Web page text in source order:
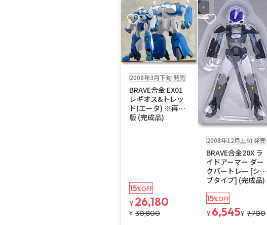
お気に入りに追加
2008年3月下旬 発売
BRAVE合金 EX01
レギオス&トレッ
ド(エータ) ※再販
版 (完成品)
15%OFF
¥ 26,180
¥ 30,800
お気に入りに追加
2008年12月上旬 発売
BRAVE合金20X ラ
イドアーマー ダー
クバートレー [シノ
ブタイプ] (完成品)
15%OFF
¥ 6,545¥ 7,700